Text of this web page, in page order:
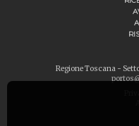
Regione Toscana -